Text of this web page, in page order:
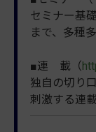
セミナー基
まで、多種
■連 載（
独自の切り
刺激する連載